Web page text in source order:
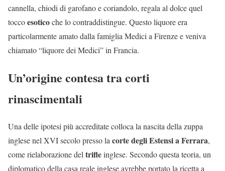
cannella, chiodi di garofano e coriandolo, regala al dolce quel
toccoesoticoche lo contraddistingue. Questo liquore era
particolarmente amato dalla famiglia Medici a Firenze e veniva
chiamato “liquore dei Medici” in Francia.
Un’origine contesa tra corti
rinascimentali
Una delle ipotesi più accreditate colloca la nascita della zuppa
inglese nel XVI secolo presso la corte degli Estensi a Ferrara,
come rielaborazione del trifleinglese. Secondo questa teoria, un
diplomatico della casa reale inglese avrebbe portato la ricetta a